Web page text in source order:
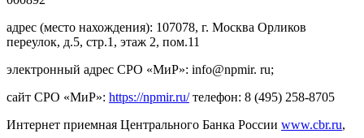
адрес (место нахождения): 107078, г. Москва Орликов
переулок, д.5, стр.1, этаж 2, пом.11
электронный адрес СРО «МиР»: info@npmir. ru;
сайт СРО «МиР»: https://npmir.ru/телефон: 8 (495) 258-8705
Интернет приемная Центрального Банка России www.cbr.ru,